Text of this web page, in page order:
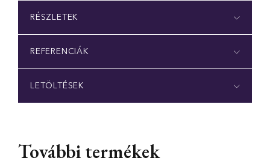
RÉSZLETEK
REFERENCIÁK
LETÖLTÉSEK
További termékek